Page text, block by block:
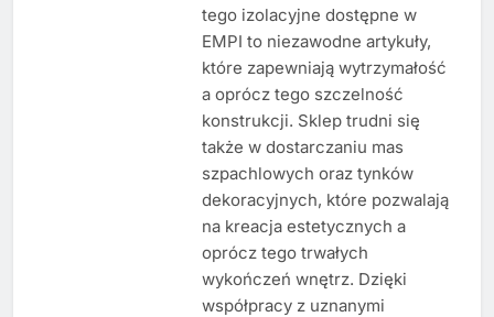
tego izolacyjne dostępne w
EMPI to niezawodne artykuły,
które zapewniają wytrzymałość
a oprócz tego szczelność
konstrukcji. Sklep trudni się
także w dostarczaniu mas
szpachlowych oraz tynków
dekoracyjnych, które pozwalają
na kreacja estetycznych a
oprócz tego trwałych
wykończeń wnętrz. Dzięki
współpracy z uznanymi